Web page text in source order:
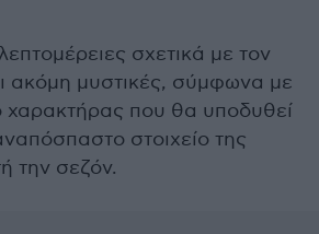
σχετικά με τον
ακόμη μυστικές, σύμφωνα με
που θα υποδυθεί
στοιχείο της
την σεζόν.